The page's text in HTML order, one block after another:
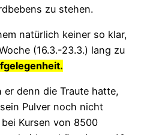
zu stehen.
natürlich keiner so klar,
(16.3.-23.3.) lang zu
denn die Traute hatte,
Pulver noch nicht
Kursen von 8500